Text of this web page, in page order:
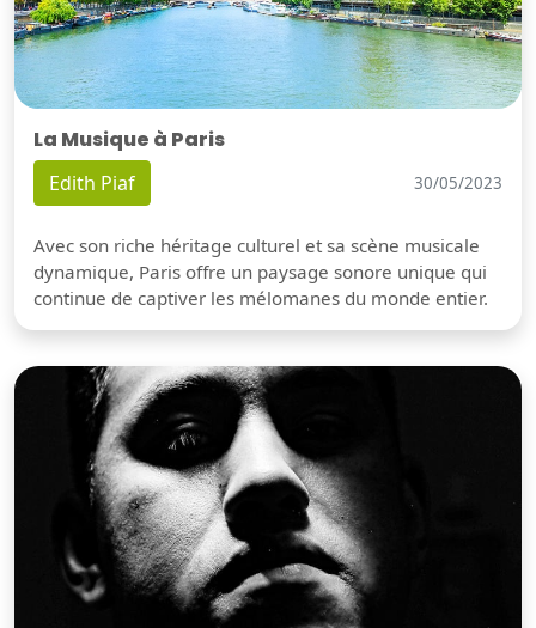
La Musique à Paris
Edith Piaf 30/05/2023
Avec son riche héritage culturel et sa scène musicale
dynamique, Paris offre un paysage sonore unique qui
continue de captiver les mélomanes du monde entier.